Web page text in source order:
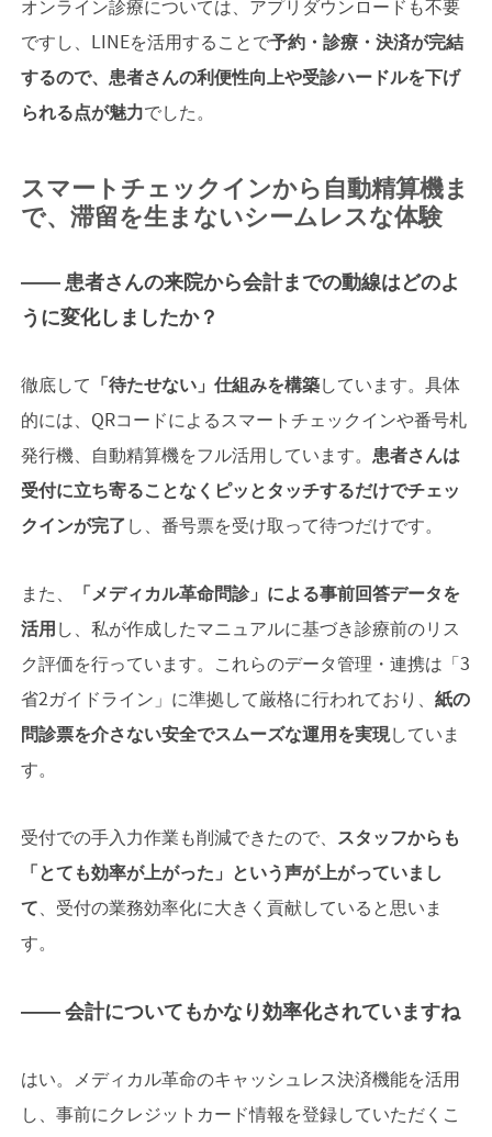
オンライン診療については、アプリダウンロードも不要
ですし、LINEを活用することで予約・診療・決済が完結
するので、患者さんの利便性向上や受診ハードルを下げ
られる点が魅力でした。
スマートチェックインから自動精算機ま
で、滞留を生まないシームレスな体験
―― 患者さんの来院から会計までの動線はどのよ
うに変化しましたか？
徹底して 「待たせない」仕組みを構築しています。具体
的には、QRコードによるスマートチェックインや番号札
発行機、自動精算機をフル活用しています。患者さんは
受付に立ち寄ることなくピッとタッチするだけでチェッ
クインが完了 し、番号票を受け取って待つだけです。
また、
「メディカル革命問診」による事前回答データを
活用 し、私が作成したマニュアルに基づき診療前のリス
ク評価を行っています。これらのデータ管理・連携は「3
省2ガイドライン」に準拠して厳格に行われており、紙の
問診票を介さない安全でスムーズな運用を実現していま
す。
受付での手入力作業も削減できたので、 スタッフからも
「とても効率が上がった」という声が上がっていまし
て、受付の業務効率化に大きく貢献していると思いま
す。
―― 会計についてもかなり効率化されていますね
はい。メディカル革命のキャッシュレス決済機能を活用
し、事前にクレジットカード情報を登録していただくこ